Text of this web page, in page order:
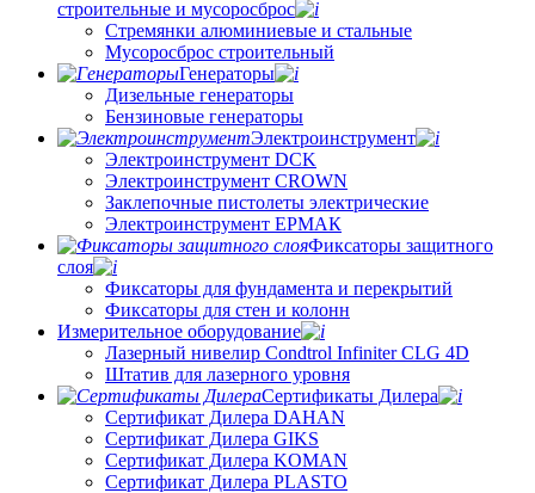
строительные и мусоросброс
Стремянки алюминиевые и стальные
Мусоросброс строительный
Генераторы
Дизельные генераторы
Бензиновые генераторы
Электроинструмент
Электроинструмент DCK
Электроинструмент CROWN
Заклепочные пистолеты электрические
Электроинструмент ЕРМАК
Фиксаторы защитного
слоя
Фиксаторы для фундамента и перекрытий
Фиксаторы для стен и колонн
Измерительное оборудование
Лазерный нивелир Condtrol Infiniter CLG 4D
Штатив для лазерного уровня
Сертификаты Дилера
Сертификат Дилера DAHAN
Сертификат Дилера GIKS
Сертификат Дилера KOMAN
Сертификат Дилера PLASTO